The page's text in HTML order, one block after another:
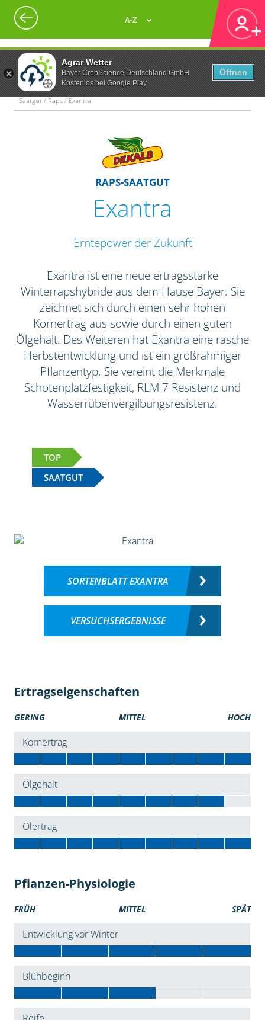
Agrar Wetter
Bayer CropScience Deutschland GmbH
Kostenlos bei Google Play
Öffnen
A-Z
Saatgut / Raps / Exantra
RAPS-SAATGUT
Exantra
Erntepower der Zukunft
Exantra ist eine neue ertragsstarke
Winterrapshybride aus dem Hause Bayer. Sie
zeichnet sich durch einen sehr hohen
Kornertrag aus sowie durch einen guten
Ölgehalt. Des Weiteren hat Exantra eine rasche
Herbstentwicklung und ist ein großrahmiger
Pflanzentyp. Sie vereint die Merkmale
Schotenplatzfestigkeit, RLM 7 Resistenz und
Wasserrübenvergilbungsresistenz.
TOP
SAATGUT
SORTENBLATT EXANTRA
VERSUCHSERGEBNISSE
Ertragseigenschaften
GERING MITTEL HOCH
Kornertrag
Ölgehalt
Ölertrag
Pflanzen-Physiologie
FRÜH MITTEL SPÄT
Entwicklung vor Winter
Blühbeginn